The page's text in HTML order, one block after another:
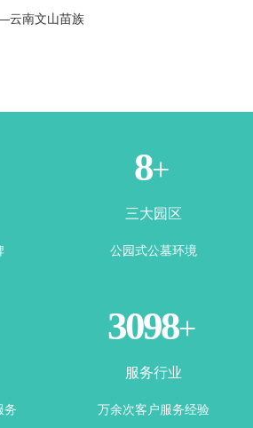
云南文山苗族
3+
三大园区
公园式公墓环境
务
3500+
服务行业
万余次客户服务经验